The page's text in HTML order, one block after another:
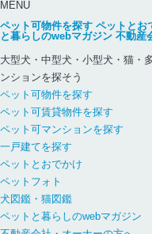
MENU
ペット可物件を探す ペットとお
と暮らしのwebマガジン 不動産
大型犬・中型犬・小型犬・猫・
ンションを探そう
ペット可物件を探す
ペット可賃貸物件を探す
ペット可マンションを探す
一戸建てを探す
ペットとおでかけ
ペットフォト
犬図鑑・猫図鑑
ペットと暮らしのwebマガジン